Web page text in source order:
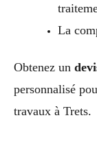
La
Obtenez un
personnalisé
travaux à Trets.